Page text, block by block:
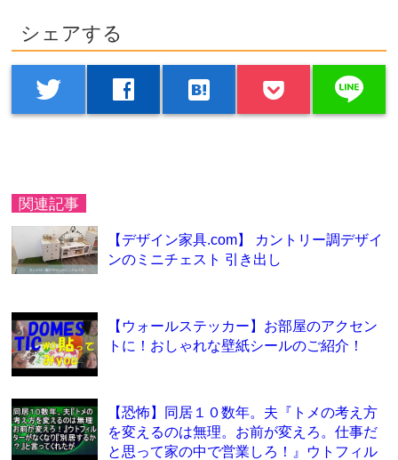
シェアする
twitter facebook hatenabookmark line
関連記事
【デザイン家具.com】 カントリー調デザイ
ンのミニチェスト 引き出し
【ウォールステッカー】お部屋のアクセン
トに！おしゃれな壁紙シールのご紹介！
【恐怖】同居１０数年。夫『トメの考え方
を変えるのは無理。お前が変えろ。仕事だ
と思って家の中で営業しろ！』ウトフィル